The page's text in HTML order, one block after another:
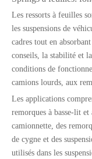
Les ressorts à feuilles
les suspensions de
cadres tout en
conseils, la stabilité et
conditions de
camions lourds, aux
Les applications
remorques à basse-lit
camionnette, des
de cygne et des
utilisés dans les